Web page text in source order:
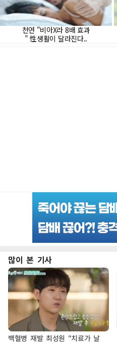
많이 본 기사
백혈병 재발 최성원 "치료가 날